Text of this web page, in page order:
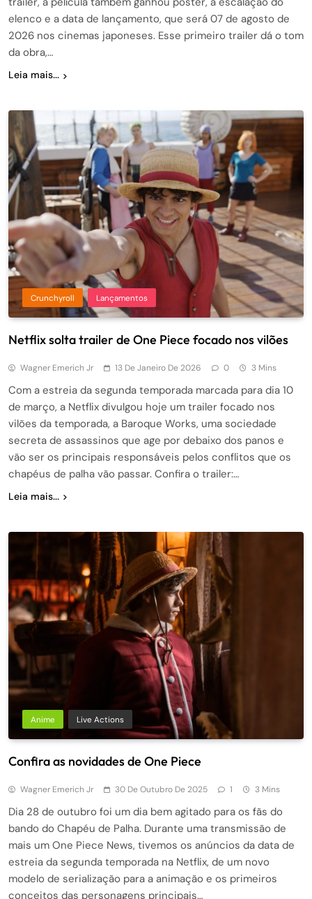
elenco e a data de lançamento, que será 07 de agosto de
2026 nos cinemas japoneses. Esse primeiro trailer dá o tom
da obra,…
Leia mais...
Crunchyroll Lançamentos
Netflix solta trailer de One Piece focado nos vilões
Wagner Emerich Jr 13 De Janeiro De 2026 0 3 Mins
Com a estreia da segunda temporada marcada para dia 10
de março, a Netflix divulgou hoje um trailer focado nos
vilões da temporada, a Baroque Works, uma sociedade
secreta de assassinos que age por debaixo dos panos e
vão ser os principais responsáveis pelos conflitos que os
chapéus de palha vão passar. Confira o trailer:…
Leia mais...
Anime Live Actions
Confira as novidades de One Piece
Wagner Emerich Jr 30 De Outubro De 2025 1 3 Mins
Dia 28 de outubro foi um dia bem agitado para os fãs do
bando do Chapéu de Palha. Durante uma transmissão de
mais um One Piece News, tivemos os anúncios da data de
estreia da segunda temporada na Netflix, de um novo
modelo de serialização para a animação e os primeiros
conceitos das personagens principais…